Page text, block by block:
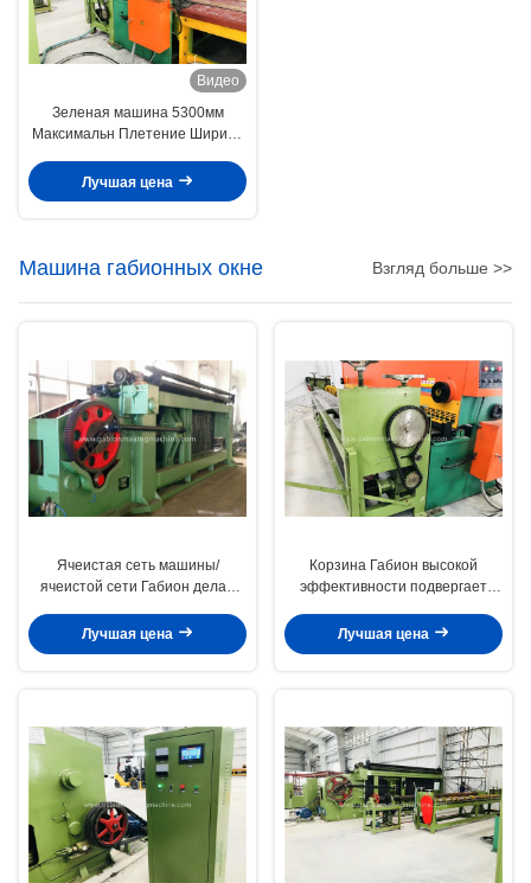
Видео
Зеленая машина 5300мм
Максимальн Плетение Ширина
облицовки наклона
Лучшая цена
Машина габионных окне Взгляд больше >>
Ячеистая сеть машины/
ячеистой сети Габион делая
автоматического ограничителя
Лучшая цена
Корзина Габион высокой
эффективности подвергает
обработке сетки извива
80кс100мм для морской дамбы
Лучшая цена